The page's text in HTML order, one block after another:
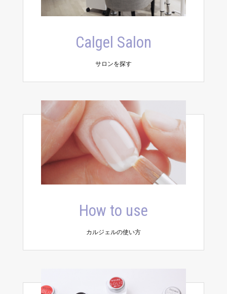
Calgel Salon
サロンを探す
How to use
カルジェルの使い方